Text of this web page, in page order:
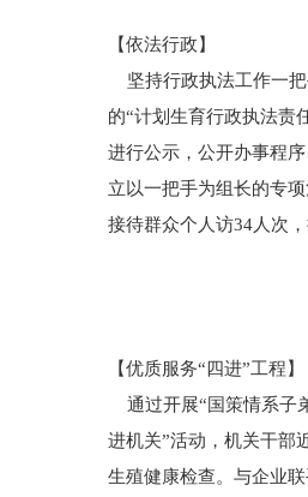
【依法行政】
坚持行政执法工作一把
的“计划生育行政执法责
进行公示，公开办事程
立以一把手为组长的专
接待群众个人访34人次
【优质服务“四进”工程】
通过开展“国策情系子
进机关”活动，机关干部
生殖健康检查。与企业